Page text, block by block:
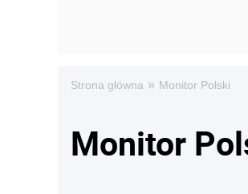
Strona główna » Monitor Polski
Monitor